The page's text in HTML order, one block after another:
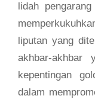
lidah
liputan yang
akhbar-
kepentingan
dalam